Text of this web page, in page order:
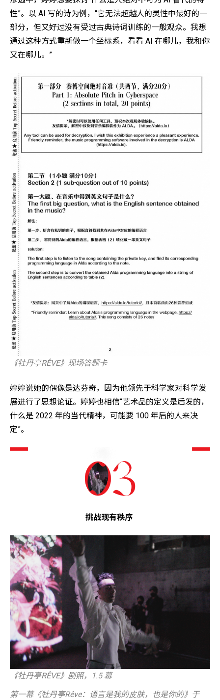
性”。以 AI 写的诗为例，“它无法超越人的灵性中最好的一
部分，但又好过没有受过古典诗词训练的一般观众。我想
通过这种方式重新做一个坐标系，看看 AI 在哪儿，我和你
又在哪儿。”
《牡丹亭RÊVE》现场答题卡
婷婷说她的偶像是达芬奇，因为他领先于科学家对科学发
展进行了思想论证。婷婷也相信“艺术品的定义是后发的，
什么是 2022 年的当代精神，可能要 100 年后的人来决
定”。
挑战现有秩序
《牡丹亭RÊVE》剧照，1.5 幕
第⼀幕《牡丹亭Rêve：语⾔是我的⽪肤，也是你的》于